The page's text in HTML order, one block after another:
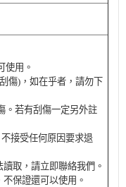
使用。
傷)，如在乎者，請勿下
。若有刮傷一定另外註
接受任何原因要求退
取，請立即聯絡我們。
保證還可以使用。